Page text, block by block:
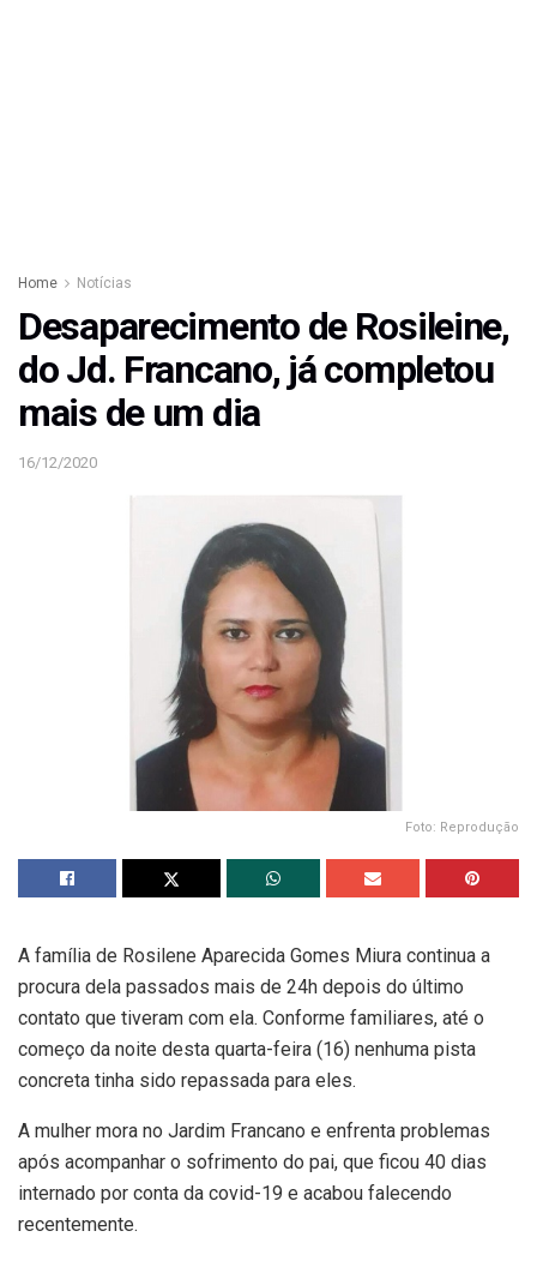
Home Notícias
Desaparecimento de Rosileine,
do Jd. Francano, já completou
mais de um dia
16/12/2020
Foto: Reprodução
A família de Rosilene Aparecida Gomes Miura continua a
procura dela passados mais de 24h depois do último
contato que tiveram com ela. Conforme familiares, até o
começo da noite desta quarta-feira (16) nenhuma pista
concreta tinha sido repassada para eles.
A mulher mora no Jardim Francano e enfrenta problemas
após acompanhar o sofrimento do pai, que ficou 40 dias
internado por conta da covid-19 e acabou falecendo
recentemente.